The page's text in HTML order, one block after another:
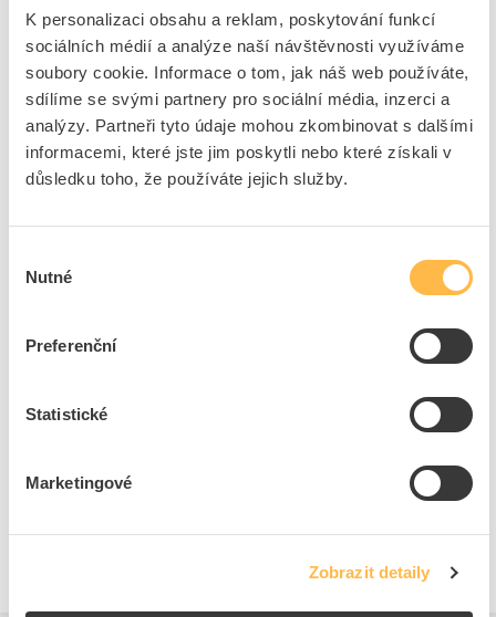
K personalizaci obsahu a reklam, poskytování funkcí
sociálních médií a analýze naší návštěvnosti využíváme
soubory cookie. Informace o tom, jak náš web používáte,
sdílíme se svými partnery pro sociální média, inzerci a
analýzy. Partneři tyto údaje mohou zkombinovat s dalšími
informacemi, které jste jim poskytli nebo které získali v
důsledku toho, že používáte jejich služby.
souhlasu
Nutné
Preferenční
Statistické
Marketingové
Zobrazit detaily
Přidat k porovnání
4 ks
8dní 47 ks
PROTEC Zkoušečka PSP KLL12 napětí se svítilnou
Kód ELFETEX
10.513.989
Cena s DPH 705,84 Kč/ks
do košíku
8 dní
Zobrazit